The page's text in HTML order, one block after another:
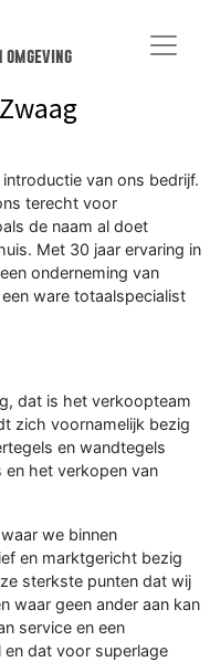
van ons bedrijf.
terecht voor
de naam al doet
Met 30 jaar ervaring in
onderneming van
ware totaalspecialist
dat is het verkoopteam
zich voornamelijk bezig
en wandtegels
het verkopen van
we binnen
en marktgericht bezig
sterkste punten dat wij
waar geen ander aan kan
service en een
dat voor superlage